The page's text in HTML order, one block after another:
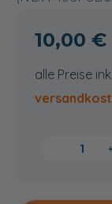
10,00 €
alle Preise
+